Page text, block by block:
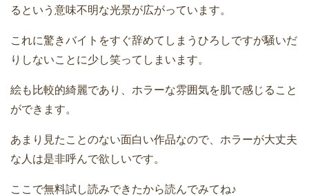
るという意味不明な光景が広がっています。
これに驚きバイトをすぐ辞めてしまうひろしですが騒いだ
りしないことに少し笑ってしまいます。
絵も比較的綺麗であり、ホラーな雰囲気を肌で感じること
ができます。
あまり見たことのない面白い作品なので、ホラーが大丈夫
な人は是非呼んで欲しいです。
ここで無料試し読みできたから読んでみてね♪